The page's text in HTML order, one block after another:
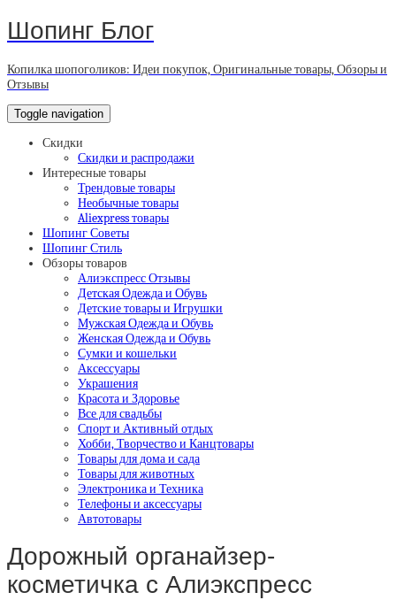
Шопинг Блог
Копилка шопоголиков: Идеи покупок, Оригинальные товары, Обзоры и
Отзывы
Toggle navigation
Скидки
Скидки и распродажи
Интересные товары
Трендовые товары
Необычные товары
Aliexpress товары
Шопинг Советы
Шопинг Стиль
Обзоры товаров
Алиэкспресс Отзывы
Детская Одежда и Обувь
Детские товары и Игрушки
Мужская Одежда и Обувь
Женская Одежда и Обувь
Сумки и кошельки
Аксессуары
Украшения
Красота и Здоровье
Все для свадьбы
Спорт и Активный отдых
Хобби, Творчество и Канцтовары
Товары для дома и сада
Товары для животных
Электроника и Техника
Телефоны и аксессуары
Автотовары
Дорожный органайзер-
косметичка с Алиэкспресс